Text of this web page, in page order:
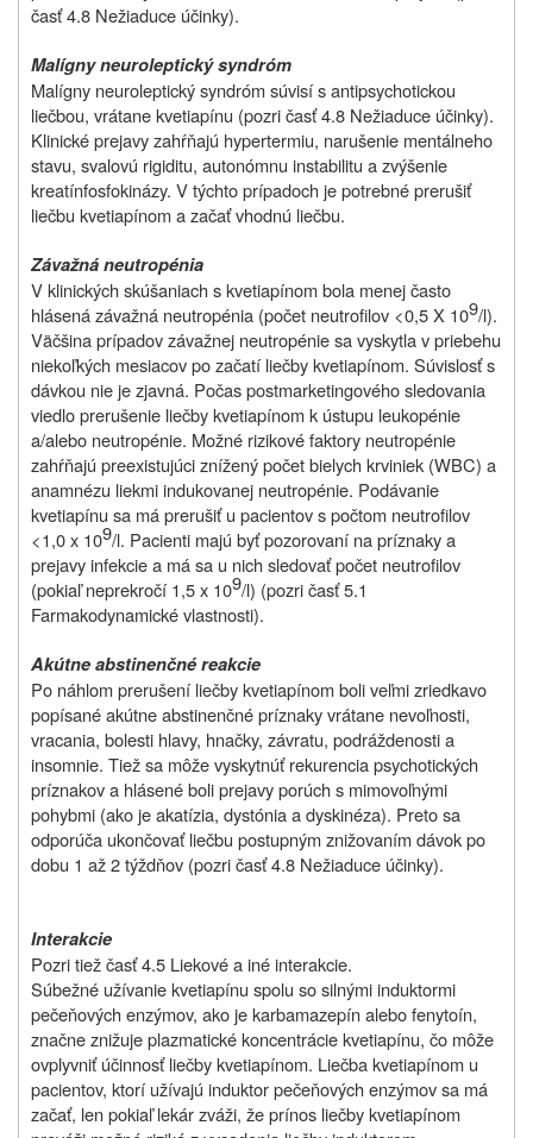
časť 4.8 Nežiaduce účinky).
Malígny neuroleptický syndróm
Malígny neuroleptický syndróm súvisí s antipsychotickou
liečbou, vrátane kvetiapínu (pozri časť 4.8 Nežiaduce účinky).
Klinické prejavy zahŕňajú hypertermiu, narušenie mentálneho
stavu, svalovú rigiditu, autonómnu instabilitu a zvýšenie
kreatínfosfokinázy. V týchto prípadoch je potrebné prerušiť
liečbu kvetiapínom a začať vhodnú liečbu.
Závažná neutropénia
V klinických skúšaniach s kvetiapínom bola menej často
hlásená závažná neutropénia (počet neutrofilov <0,5 X 109/l).
Väčšina prípadov závažnej neutropénie sa vyskytla v priebehu
niekoľkých mesiacov po začatí liečby kvetiapínom. Súvislosť s
dávkou nie je zjavná. Počas postmarketingového sledovania
viedlo prerušenie liečby kvetiapínom k ústupu leukopénie
a/alebo neutropénie. Možné rizikové faktory neutropénie
zahŕňajú preexistujúci znížený počet bielych krviniek (WBC) a
anamnézu liekmi indukovanej neutropénie. Podávanie
kvetiapínu sa má prerušiť u pacientov s počtom neutrofilov
<1,0 x 109/l. Pacienti majú byť pozorovaní na príznaky a
prejavy infekcie a má sa u nich sledovať počet neutrofilov
(pokiaľ neprekročí 1,5 x 109/l) (pozri časť 5.1
Farmakodynamické vlastnosti).
Akútne abstinenčné reakcie
Po náhlom prerušení liečby kvetiapínom boli veľmi zriedkavo
popísané akútne abstinenčné príznaky vrátane nevoľnosti,
vracania, bolesti hlavy, hnačky, závratu, podráždenosti a
insomnie. Tiež sa môže vyskytnúť rekurencia psychotických
príznakov a hlásené boli prejavy porúch s mimovoľnými
pohybmi (ako je akatízia, dystónia a dyskinéza). Preto sa
odporúča ukončovať liečbu postupným znižovaním dávok po
dobu 1 až 2 týždňov (pozri časť 4.8 Nežiaduce účinky).
Interakcie
Pozri tiež časť 4.5 Liekové a iné interakcie.
Súbežné užívanie kvetiapínu spolu so silnými induktormi
pečeňových enzýmov, ako je karbamazepín alebo fenytoín,
značne znižuje plazmatické koncentrácie kvetiapínu, čo môže
ovplyvniť účinnosť liečby kvetiapínom. Liečba kvetiapínom u
pacientov, ktorí užívajú induktor pečeňových enzýmov sa má
začať, len pokiaľ lekár zváži, že prínos liečby kvetiapínom